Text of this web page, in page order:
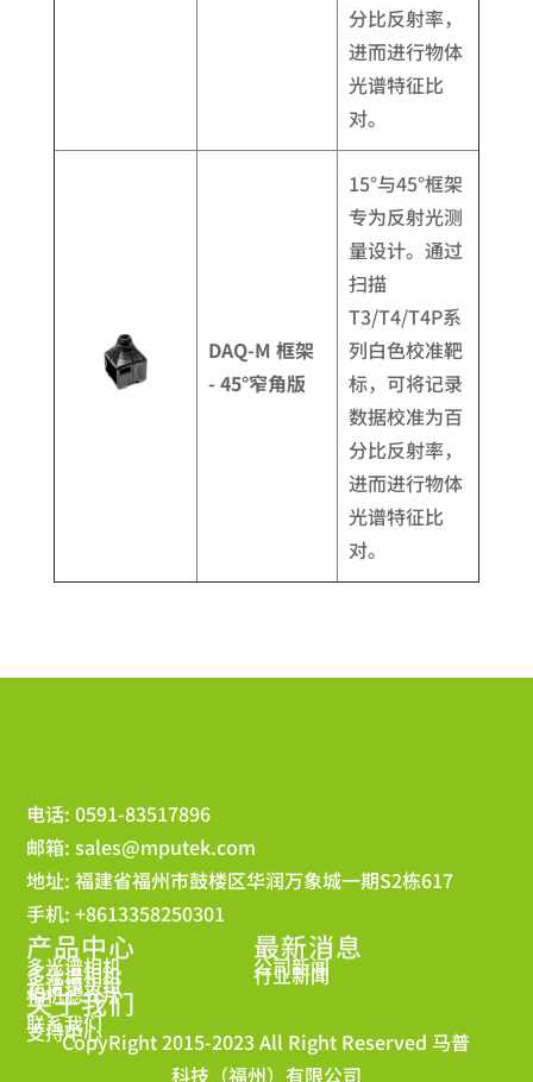
分比反射率，
进而进行物体
光谱特征比
对。
DAQ-M 框架
- 45°窄角版
15°与45°框架
专为反射光测
量设计。通过
扫描
T3/T4/T4P系
列白色校准靶
标，可将记录
数据校准为百
分比反射率，
进而进行物体
光谱特征比
对。
电话: 0591-83517896
邮箱:sales@mputek.com
地址: 福建省福州市鼓楼区华润万象城一期S2栋617
手机: +8613358250301
产品中心
多光谱相机
多光谱相机
光谱镜头组
相机滤光片
最新消息
公司新闻
行业新闻
关于我们
联系我们
支持中心CopyRight 2015-2023 All Right Reserved 马普
科技（福州）有限公司